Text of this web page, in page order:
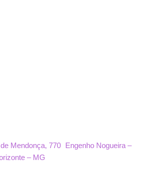
Mendonça, 770 Engenho Nogueira –
– MG